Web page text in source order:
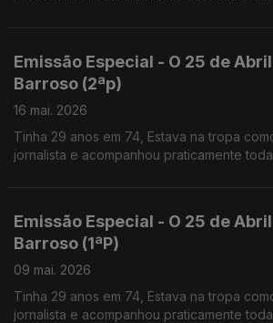
Emissão Especial - O 25 de
Barroso (2ªp)
16 mai. 2026
Tinha 29 anos em 74, Estava na tropa
jornalista e acompanhou praticamente
Emissão Especial - O 25 de
Barroso (1ªP)
09 mai. 2026
Tinha 29 anos em 74, Estava na tropa
jornalista e acompanhou praticamente